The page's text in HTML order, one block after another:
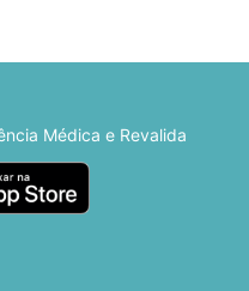
Médica e Revalida